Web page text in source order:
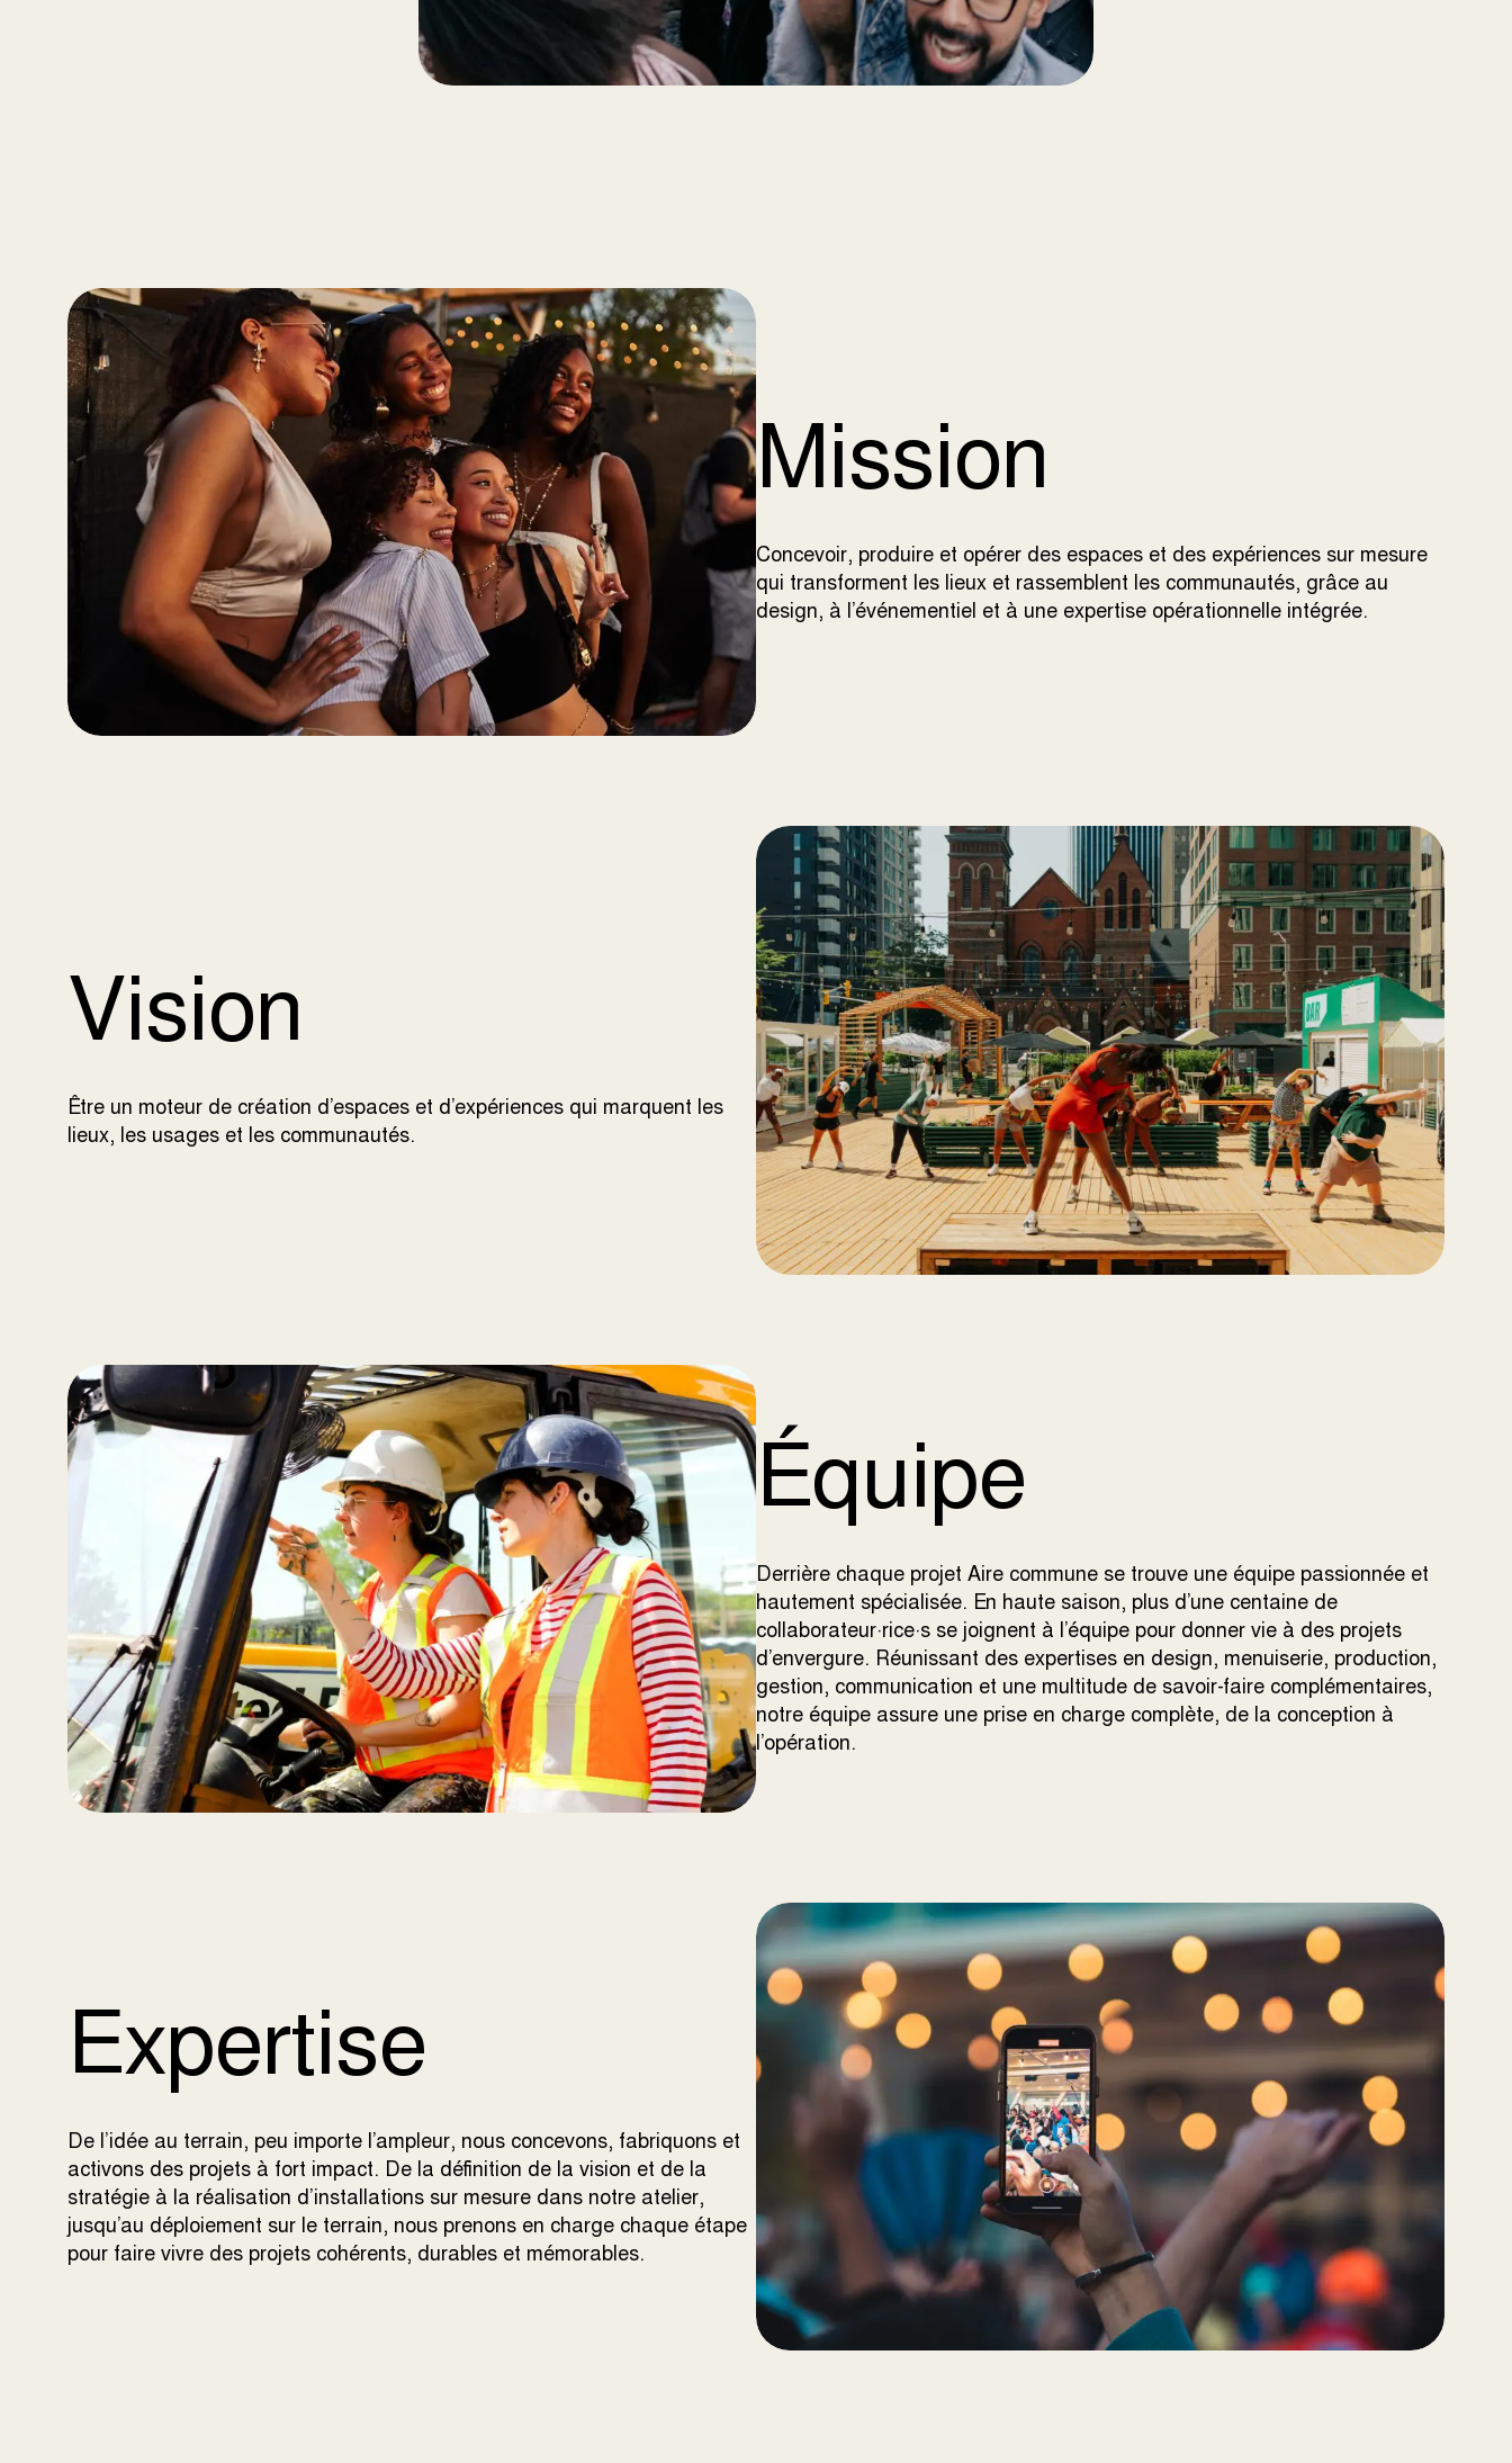
Mission
Concevoir, produire et opérer des espaces et des expériences sur mesure
qui transforment les lieux et rassemblent les communautés, grâce au
design, à l’événementiel et à une expertise opérationnelle intégrée.
Vision
Être un moteur de création d’espaces et d’expériences qui marquent les
lieux, les usages et les communautés.
Équipe
Derrière chaque projet Aire commune se trouve une équipe passionnée et
hautement spécialisée. En haute saison, plus d’une centaine de
collaborateur·rice·s se joignent à l’équipe pour donner vie à des projets
d’envergure. Réunissant des expertises en design, menuiserie, production,
gestion, communication et une multitude de savoir-faire complémentaires,
notre équipe assure une prise en charge complète, de la conception à
l’opération.
Expertise
De l’idée au terrain, peu importe l’ampleur, nous concevons, fabriquons et
activons des projets à fort impact. De la définition de la vision et de la
stratégie à la réalisation d’installations sur mesure dans notre atelier,
jusqu’au déploiement sur le terrain, nous prenons en charge chaque étape
pour faire vivre des projets cohérents, durables et mémorables.